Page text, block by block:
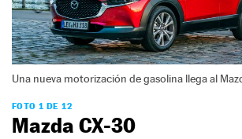
Una nueva motorización de gasolina llega al
FOTO 1 DE 12
Mazda CX-30